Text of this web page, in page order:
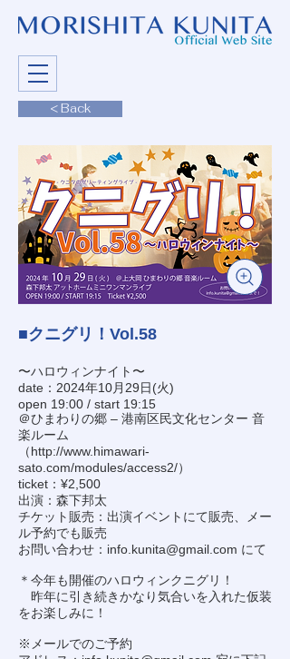
< Back
■クニグリ！Vol.58
〜ハロウィンナイト〜
date：2024年10月29日(火)
open 19:00 / start 19:15
＠ひまわりの郷 – 港南区民文化センター 音
楽ルーム
（http://www.himawari-
sato.com/modules/access2/）
ticket：¥2,500
出演：森下邦太
チケット販売：出演イベントにて販売、メー
ル予約でも販売
お問い合わせ： info.kunita@gmail.com にて
＊今年も開催のハロウィンクニグリ！
昨年に引き続きかなり気合いを入れた仮装
をお楽しみに！
※メールでのご予約